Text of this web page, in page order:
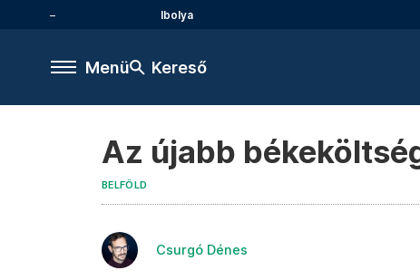
Ibolya
Menü Kereső
Az újabb
BELFÖLD
Csurgó Dénes